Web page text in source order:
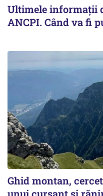
Ultimele informații
ANCPI. Când va fi
Ghid montan,